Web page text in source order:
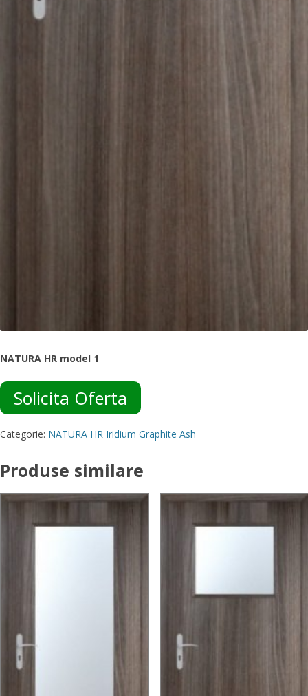
NATURA HR model 1
Solicita Oferta
Categorie: NATURA HR Iridium Graphite Ash
Produse similare